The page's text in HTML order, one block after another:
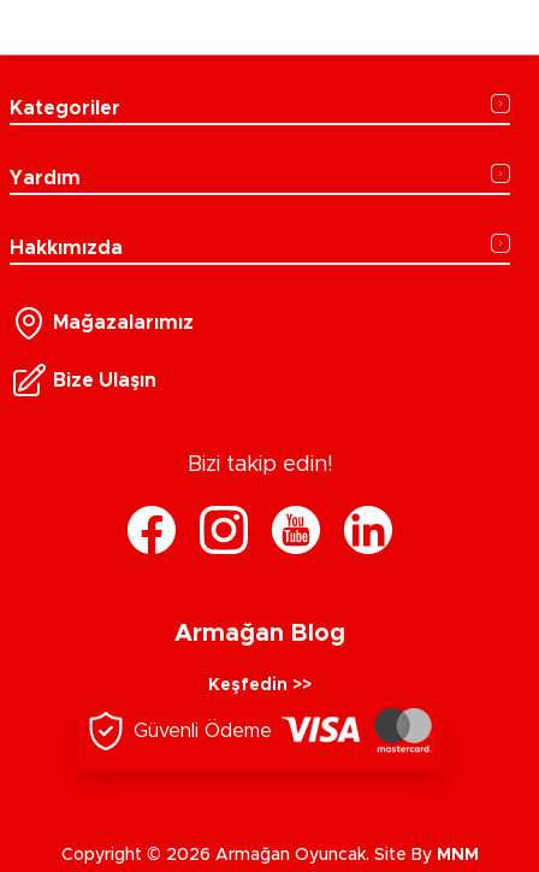
Kategoriler
Yardım
Hakkımızda
Mağazalarımız
Bize Ulaşın
Bizi takip edin!
Armağan Blog
Keşfedin >>
Güvenli Ödeme
Copyright © 2026 Armağan Oyuncak. Site By MNM